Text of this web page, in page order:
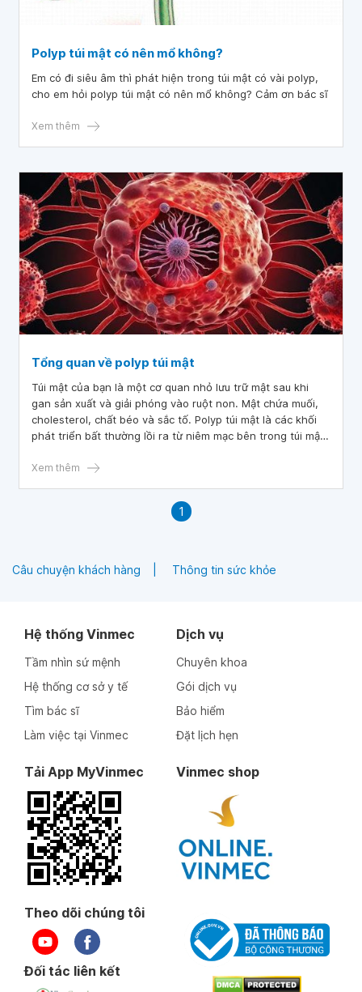
Polyp túi mật có nên mổ không?
Em có đi siêu âm thì phát hiện trong túi mật có vài polyp,
cho em hỏi polyp túi mật có nên mổ không? Cảm ơn bác sĩ
Xem thêm
Tổng quan về polyp túi mật
Túi mật của bạn là một cơ quan nhỏ lưu trữ mật sau khi
gan sản xuất và giải phóng vào ruột non. Mật chứa muối,
cholesterol, chất béo và sắc tố. Polyp túi mật là các khối
phát triển bất thường lồi ra từ niêm mạc bên trong túi mật.
Xem thêm
1
Câu chuyện khách hàng Thông tin sức khỏe
Hệ thống Vinmec
Tầm nhìn sứ mệnh
Hệ thống cơ sở y tế
Tìm bác sĩ
Làm việc tại Vinmec
Dịch vụ
Chuyên khoa
Gói dịch vụ
Bảo hiểm
Đặt lịch hẹn
Tải App MyVinmec Vinmec shop
Theo dõi chúng tôi
Đối tác liên kết